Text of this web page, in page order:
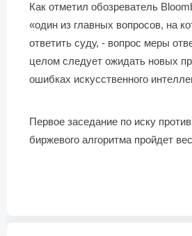
Как отметил обозреватель
«один из главных вопросов, на
ответить суду, - вопрос меры
целом следует ожидать новых
ошибках искусственного
Первое заседание по иску
биржевого алгоритма пройдет